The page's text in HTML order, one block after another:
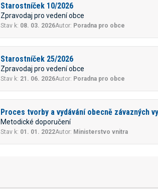
Starostníček 10/2026
Zpravodaj pro vedení obce
Stav k: 08. 03. 2026Autor: Poradna pro obce
Starostníček 25/2026
Zpravodaj pro vedení obce
Stav k: 21. 06. 2026Autor: Poradna pro obce
Proces tvorby a vydávání obecně závazných
Metodické doporučení
Stav k: 01. 01. 2022Autor: Ministerstvo vnitra